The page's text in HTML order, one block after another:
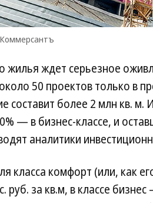
жилья ждет серьезное
50 проектов только в
составит более 2 млн кв. м.
— в бизнес-классе, и
аналитики
класса комфорт (или, как
руб. за кв.м, в классе